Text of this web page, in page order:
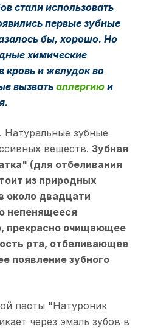
стали использовать
первые зубные
бы, хорошо. Но
химические
кровь и желудок во
вызвать аллергию и
Натуральные зубные
веществ. Зубная
(для отбеливания
из природных
около двадцати
непенящееся
прекрасно очищающее
рта, отбеливающее
появление зубного
пасты "Натуроник
через эмаль зубов в